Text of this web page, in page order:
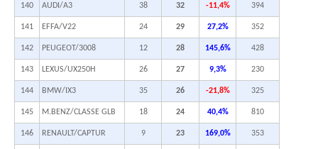
140 AUDI/A3 38 32 -11,4% 394
141 EFFA/V22 24 29 27,2% 352
142 PEUGEOT/3008 12 28 145,6% 428
143 LEXUS/UX250H 26 27 9,3% 230
144 BMW/IX3 35 26 -21,8% 325
145 M.BENZ/CLASSE GLB 18 24 40,4% 810
146 RENAULT/CAPTUR 9 23 169,0% 353